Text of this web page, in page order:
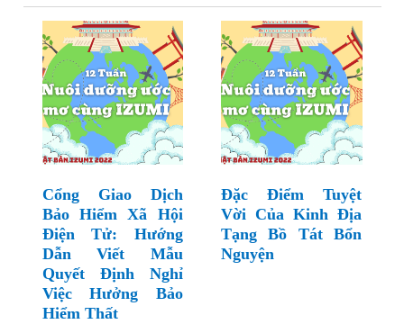
Cổng Giao Dịch
Bảo Hiểm Xã Hội
Điện Tử: Hướng
Dẫn Viết Mẫu
Quyết Định Nghỉ
Việc Hưởng Bảo
Hiểm Thất
Đặc Điểm Tuyệt
Vời Của Kinh Địa
Tạng Bồ Tát Bổn
Nguyện